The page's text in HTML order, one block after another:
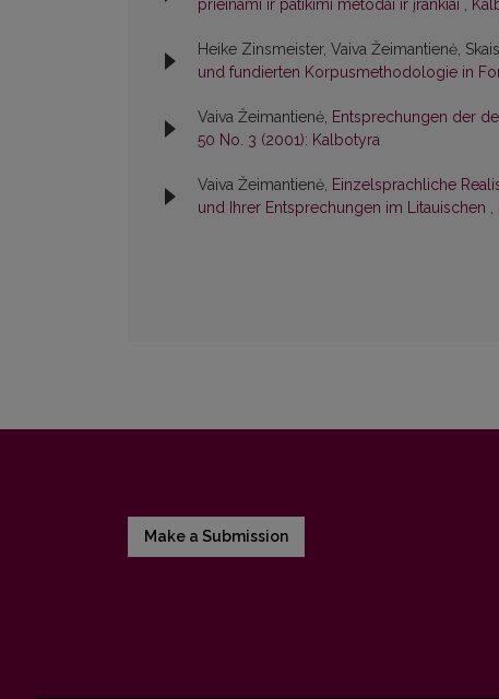
prieinami ir patikimi metodai ir įrankiai ,
Heike Zinsmeister, Vaiva Žeimantienė,
und fundierten Korpusmethodologie in
Vaiva Žeimantienė, Entsprechungen der
50 No. 3 (2001): Kalbotyra
Vaiva Žeimantienė, Einzelsprachliche
und Ihrer Entsprechungen im Litauischen ,
Make a Submission